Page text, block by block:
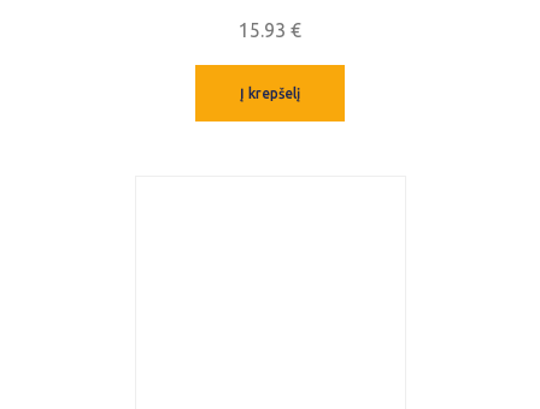
15.93 €
Į krepšelį